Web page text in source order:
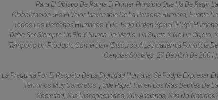
Para El Obispo De Roma El Primer Principio Que Ha De Regir La
Globalización «es El Valor Inalienable De La Persona Humana, Fuente De
Todos Los Derechos Humanos Y De Todo Orden Social. El Ser Humano
Debe Ser Siempre Un Fin Y Nunca Un Medio, Un Sujeto Y No Un Objeto, Y
Tampoco Un Producto Comercial» (Discurso A La Academia Pontificia De
Ciencias Sociales, 27 De Abril De 2001).
La Pregunta Por El Respeto De La Dignidad Humana, Se Podría Expresar En
Términos Muy Concretos: ¿qué Papel Tienen Los Más Débiles De La
Sociedad, Sus Discapacitados, Sus Ancianos, Sus No Nacidos?